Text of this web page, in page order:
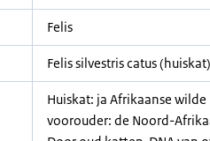
Felis
Felis silvestris catus
Huiskat: ja Afrikaanse
voorouder: de Noord-